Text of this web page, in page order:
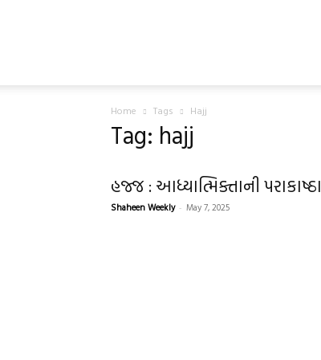
Home Tags Hajj
Tag: hajj
હજ્જ : આધ્યાત્મિક્તાની પરાકાષ્ઠા
Shaheen Weekly - May 7, 2025